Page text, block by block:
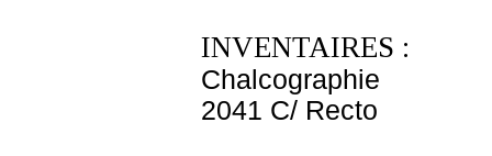
INVENTAIRES :
Chalcographie
2041 C/ Recto